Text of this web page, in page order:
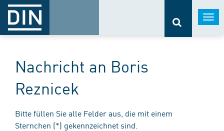
Nachricht an Boris
Reznicek
Bitte füllen Sie alle Felder aus, die mit einem
Sternchen (*) gekennzeichnet sind.